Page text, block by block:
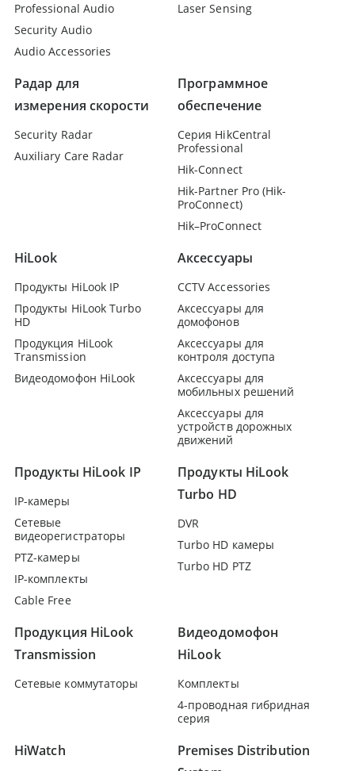
Professional Audio
Security Audio
Audio Accessories
Laser Sensing
Радар для
измерения скорости
Security Radar
Auxiliary Care Radar
Программное
обеспечение
Серия HikCentral
Professional
Hik-Connect
Hik-Partner Pro (Hik-
ProConnect)
Hik–ProConnect
HiLook
Продукты HiLook IP
Продукты HiLook Turbo
HD
Продукция HiLook
Transmission
Видеодомофон HiLook
Аксессуары
CCTV Accessories
Аксессуары для
домофонов
Аксессуары для
контроля доступа
Аксессуары для
мобильных решений
Аксессуары для
устройств дорожных
движений
Продукты HiLook IP
IP-камеры
Сетевые
видеорегистраторы
PTZ-камеры
IP-комплекты
Cable Free
Продукты HiLook
Turbo HD
DVR
Turbo HD камеры
Turbo HD PTZ
Продукция HiLook
Transmission
Сетевые коммутаторы
Видеодомофон
HiLook
Комплекты
4-проводная гибридная
серия
HiWatch
Premises Distribution